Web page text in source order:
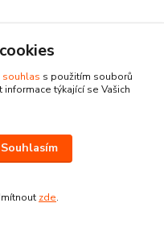
rychle.cz
souhlas s použitím souborů
týkající se Vašich
Souhlasím
zde.